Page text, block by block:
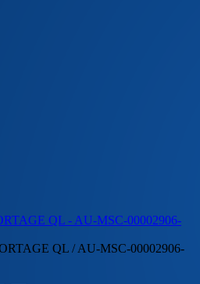
QL - AU-MSC-00002906-
QL / AU-MSC-00002906-